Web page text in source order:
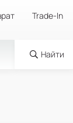
Trade-In
Найти